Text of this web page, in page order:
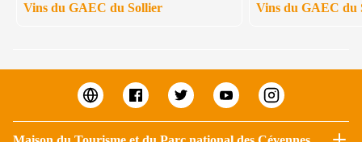
Vins du GAEC du Sollier
Vins du GAEC du